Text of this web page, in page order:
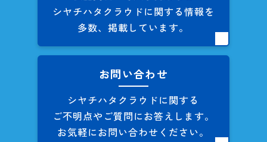
シヤチハタクラウドに関する情報を
多数、掲載しています。
お問い合わせ
シヤチハタクラウドに関する
ご不明点やご質問にお答えします。
お気軽にお問い合わせください。